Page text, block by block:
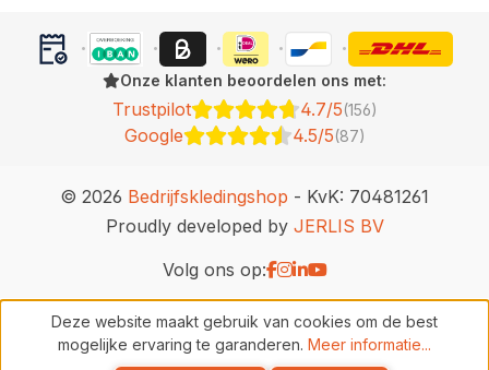
Onze klanten beoordelen ons met:
Trustpilot 4.7/5(156)
Google 4.5/5(87)
© 2026 Bedrijfskledingshop - KvK: 70481261
Proudly developed by JERLIS BV
Volg ons op:
Deze website maakt gebruik van cookies om de best
mogelijke ervaring te garanderen. Meer informatie...